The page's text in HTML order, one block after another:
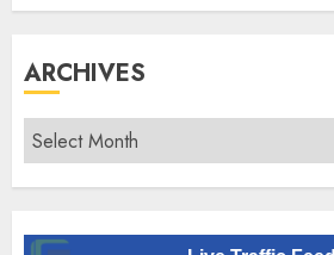
ARCHIVES
Archives